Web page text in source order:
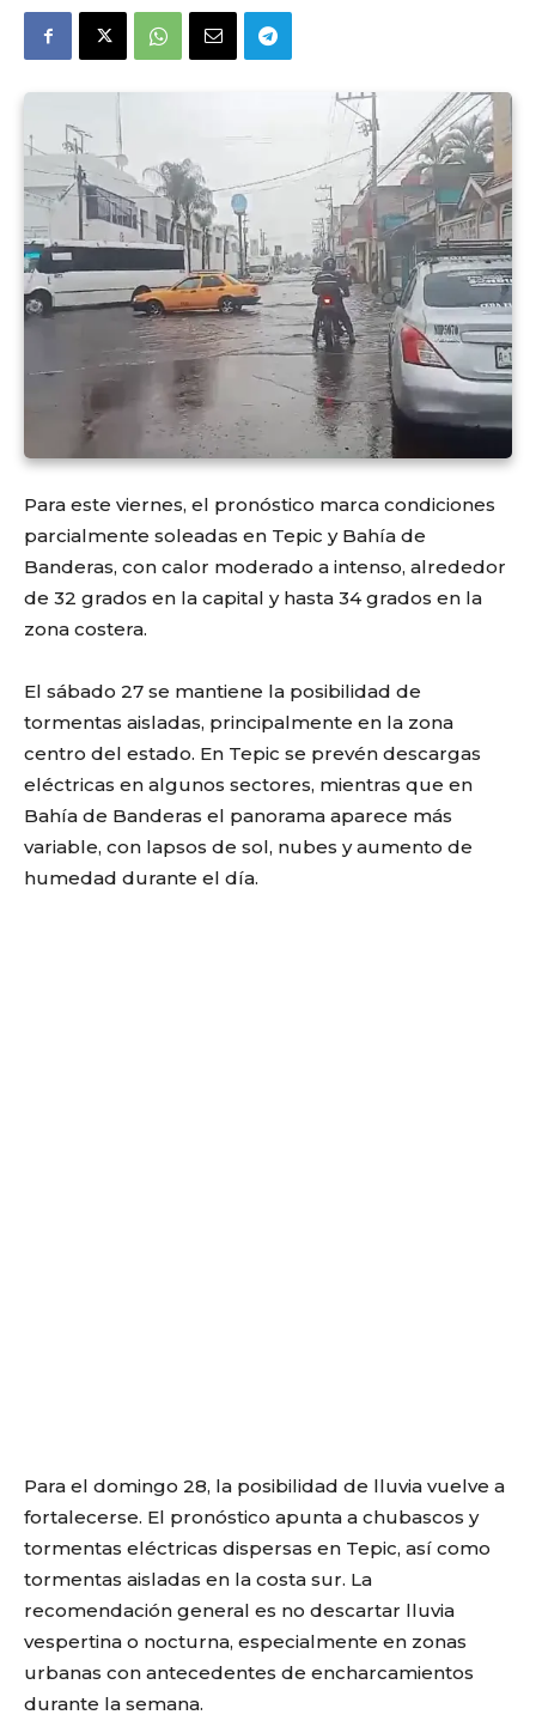
Para este viernes, el pronóstico marca condiciones
parcialmente soleadas en Tepic y Bahía de
Banderas, con calor moderado a intenso, alrededor
de 32 grados en la capital y hasta 34 grados en la
zona costera.
El sábado 27 se mantiene la posibilidad de
tormentas aisladas, principalmente en la zona
centro del estado. En Tepic se prevén descargas
eléctricas en algunos sectores, mientras que en
Bahía de Banderas el panorama aparece más
variable, con lapsos de sol, nubes y aumento de
humedad durante el día.
Para el domingo 28, la posibilidad de lluvia vuelve a
fortalecerse. El pronóstico apunta a chubascos y
tormentas eléctricas dispersas en Tepic, así como
tormentas aisladas en la costa sur. La
recomendación general es no descartar lluvia
vespertina o nocturna, especialmente en zonas
urbanas con antecedentes de encharcamientos
durante la semana.